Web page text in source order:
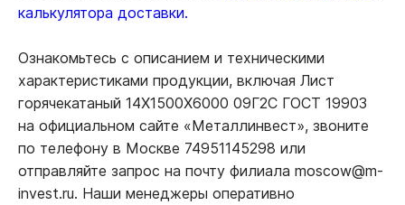
калькулятора доставки.
Ознакомьтесь с описанием и техническими
характеристиками продукции, включая Лист
горячекатаный 14Х1500Х6000 09Г2С ГОСТ 19903
на официальном сайте «Металлинвест», звоните
по телефону в Москве 74951145298 или
отправляйте запрос на почту филиала moscow@m-
invest.ru. Наши менеджеры оперативно